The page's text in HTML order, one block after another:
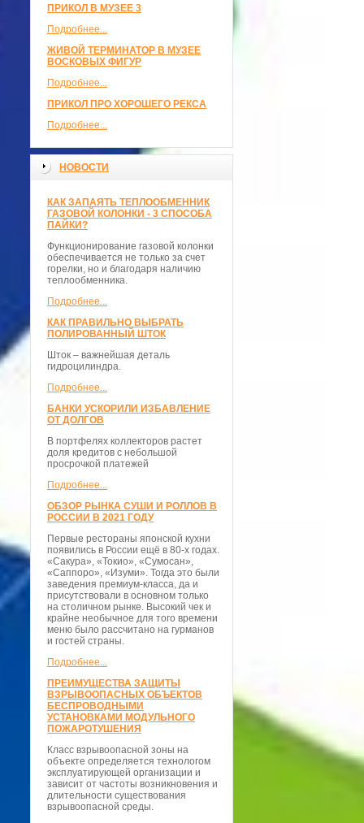
ПРИКОЛ В МУЗЕЕ 3
Подробнее...
ЖИВОЙ ТЕРМИНАТОР В МУЗЕЕ
ВОСКОВЫХ ФИГУР
Подробнее...
ПРИКОЛ ПРО ХОРОШЕГО РЕКСА
Подробнее...
НОВОСТИ
КАК ЗАПАЯТЬ ТЕПЛООБМЕННИК
ГАЗОВОЙ КОЛОНКИ - 3 СПОСОБА
ПАЙКИ?
Функционирование газовой колонки
обеспечивается не только за счет
горелки, но и благодаря наличию
теплообменника.
Подробнее...
КАК ПРАВИЛЬНО ВЫБРАТЬ
ПОЛИРОВАННЫЙ ШТОК
Шток – важнейшая деталь
гидроцилиндра.
Подробнее...
БАНКИ УСКОРИЛИ ИЗБАВЛЕНИЕ
ОТ ДОЛГОВ
В портфелях коллекторов растет
доля кредитов с небольшой
просрочкой платежей
Подробнее...
ОБЗОР РЫНКА СУШИ И РОЛЛОВ В
РОССИИ В 2021 ГОДУ
Первые рестораны японской кухни
появились в России ещё в 80-х годах.
«Сакура», «Токио», «Сумосан»,
«Саппоро», «Изуми». Тогда это были
заведения премиум-класса, да и
присутствовали в основном только
на столичном рынке. Высокий чек и
крайне необычное для того времени
меню было рассчитано на гурманов
и гостей страны.
Подробнее...
ПРЕИМУЩЕСТВА ЗАЩИТЫ
ВЗРЫВООПАСНЫХ ОБЪЕКТОВ
БЕСПРОВОДНЫМИ
УСТАНОВКАМИ МОДУЛЬНОГО
ПОЖАРОТУШЕНИЯ
Класс взрывоопасной зоны на
объекте определяется технологом
эксплуатирующей организации и
зависит от частоты возникновения и
длительности существования
взрывоопасной среды.